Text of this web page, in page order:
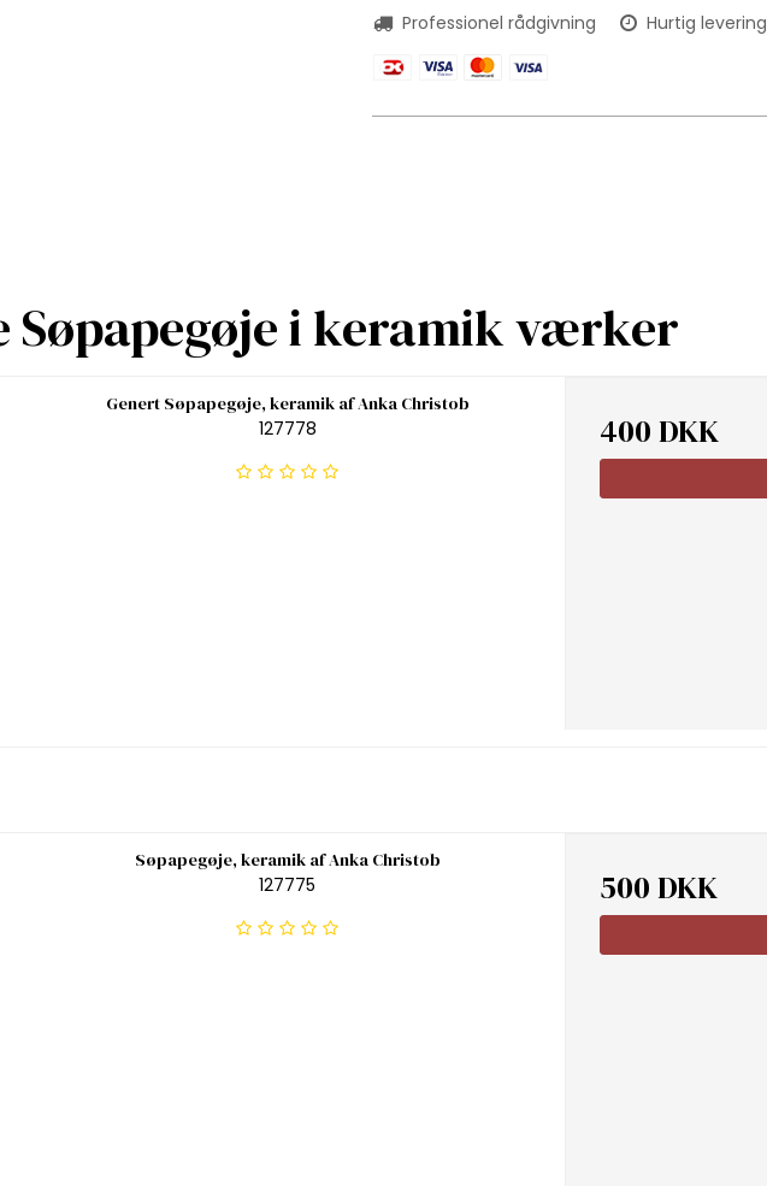
Professionel rådgivning Hurtig levering
Søpapegøje i keramik værker
Genert Søpapegøje, keramik af Anka Christob
127778
400 DKK
Søpapegøje, keramik af Anka Christob
127775
500 DKK